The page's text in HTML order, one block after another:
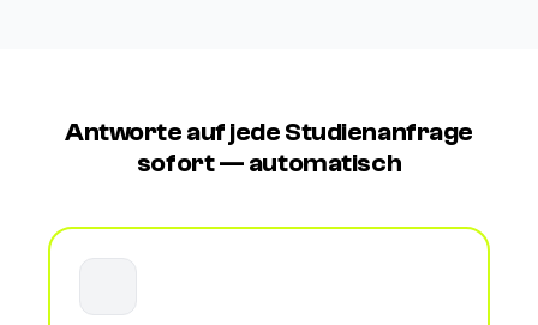
Antworte auf jede Studienanfrage
sofort — automatisch